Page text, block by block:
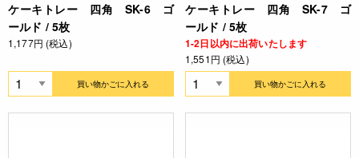
ケーキトレー 四角 SK-6 ゴ
ールド / 5枚
1,177円 (税込)
買い物かごに入れる
ケーキトレー 四角 SK-7 ゴ
ールド / 5枚
1-2日以内に出荷いたします
1,551円 (税込)
買い物かごに入れる